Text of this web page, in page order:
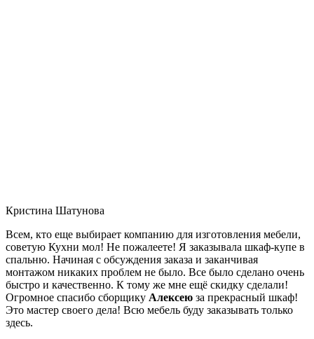
Кристина Шатунова
Всем, кто еще выбирает компанию для изготовления мебели,
советую Кухни мол! Не пожалеете! Я заказывала шкаф-купе в
спальню. Начиная с обсуждения заказа и заканчивая
монтажом никаких проблем не было. Все было сделано очень
быстро и качественно. К тому же мне ещё скидку сделали!
Огромное спасибо сборщику Алексею за прекрасный шкаф!
Это мастер своего дела! Всю мебель буду заказывать только
здесь.